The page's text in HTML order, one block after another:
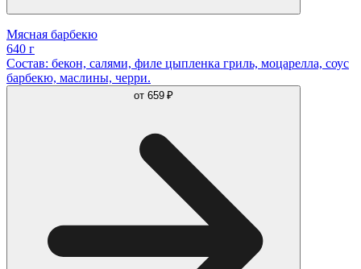
Мясная барбекю
640 г
Состав: бекон, салями, филе цыпленка гриль, моцарелла, соус
барбекю, маслины, черри.
от 659 ₽